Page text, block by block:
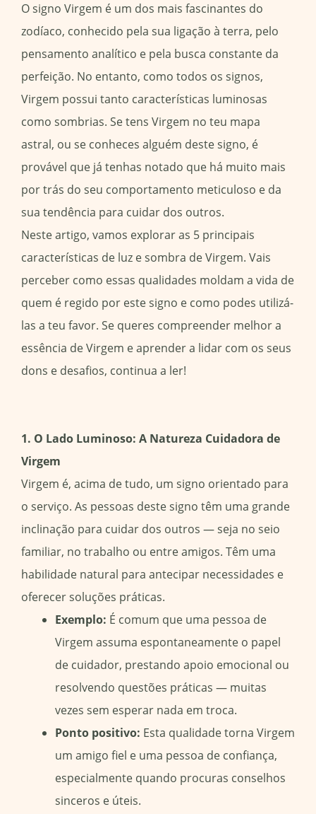
O signo Virgem é um dos mais fascinantes do
zodíaco, conhecido pela sua ligação à terra, pelo
pensamento analítico e pela busca constante da
perfeição. No entanto, como todos os signos,
Virgem possui tanto características luminosas
como sombrias. Se tens Virgem no teu mapa
astral, ou se conheces alguém deste signo, é
provável que já tenhas notado que há muito mais
por trás do seu comportamento meticuloso e da
sua tendência para cuidar dos outros.
Neste artigo, vamos explorar as 5 principais
características de luz e sombra de Virgem. Vais
perceber como essas qualidades moldam a vida de
quem é regido por este signo e como podes utilizá-
las a teu favor. Se queres compreender melhor a
essência de Virgem e aprender a lidar com os seus
dons e desafios, continua a ler!
1. O Lado Luminoso: A Natureza Cuidadora de
Virgem
Virgem é, acima de tudo, um signo orientado para
o serviço. As pessoas deste signo têm uma grande
inclinação para cuidar dos outros — seja no seio
familiar, no trabalho ou entre amigos. Têm uma
habilidade natural para antecipar necessidades e
oferecer soluções práticas.
Exemplo: É comum que uma pessoa de
Virgem assuma espontaneamente o papel
de cuidador, prestando apoio emocional ou
resolvendo questões práticas — muitas
vezes sem esperar nada em troca.
Ponto positivo: Esta qualidade torna Virgem
um amigo fiel e uma pessoa de confiança,
especialmente quando procuras conselhos
sinceros e úteis.